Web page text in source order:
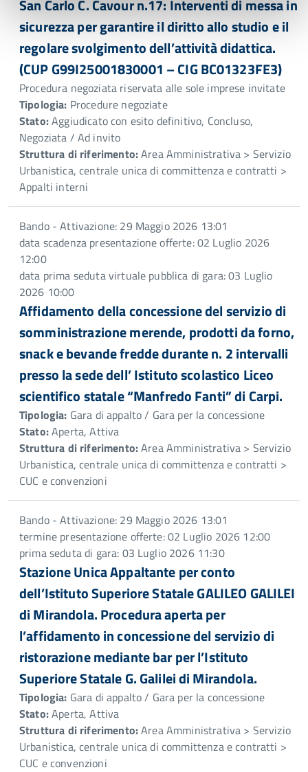
San Carlo C. Cavour n.17: Interventi di messa in
sicurezza per garantire il diritto allo studio e il
regolare svolgimento dell’attività didattica.
(CUP G99I25001830001 – CIG BC01323FE3)
Procedura negoziata riservata alle sole imprese invitate
Tipologia: Procedure negoziate
Stato:Aggiudicato con esito definitivo, Concluso,
Negoziata / Ad invito
Struttura di riferimento:Area Amministrativa > Servizio
Urbanistica, centrale unica di committenza e contratti >
Appalti interni
Bando - Attivazione: 29 Maggio 2026 13:01
data scadenza presentazione offerte: 02 Luglio 2026
12:00
data prima seduta virtuale pubblica di gara: 03 Luglio
2026 10:00
Affidamento della concessione del servizio di
somministrazione merende, prodotti da forno,
snack e bevande fredde durante n. 2 intervalli
presso la sede dell’ Istituto scolastico Liceo
scientifico statale “Manfredo Fanti” di Carpi.
Tipologia: Gara di appalto / Gara per la concessione
Stato:Aperta, Attiva
Struttura di riferimento:Area Amministrativa > Servizio
Urbanistica, centrale unica di committenza e contratti >
CUC e convenzioni
Bando - Attivazione: 29 Maggio 2026 13:01
termine presentazione offerte: 02 Luglio 2026 12:00
prima seduta di gara: 03 Luglio 2026 11:30
Stazione Unica Appaltante per conto
dell’Istituto Superiore Statale GALILEO GALILEI
di Mirandola. Procedura aperta per
l’affidamento in concessione del servizio di
ristorazione mediante bar per l’Istituto
Superiore Statale G. Galilei di Mirandola.
Tipologia: Gara di appalto / Gara per la concessione
Stato:Aperta, Attiva
Struttura di riferimento:Area Amministrativa > Servizio
Urbanistica, centrale unica di committenza e contratti >
CUC e convenzioni